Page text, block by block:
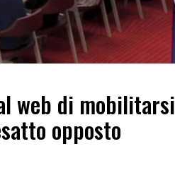
web di mobilitarsi
opposto